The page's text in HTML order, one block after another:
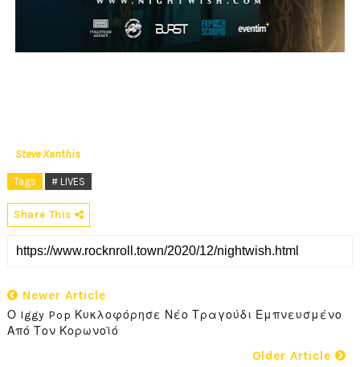
Steve Xanthis
Tags # LIVES
Share This
Newer Article
Ο Iggy Pop Κυκλοφόρησε Νέο Τραγούδι Εμπνευσμένο
Από Τον Κορωνοϊό
Older Article